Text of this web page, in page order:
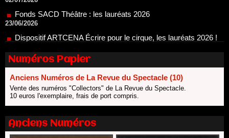
20/06/2026
18/06/2026
Les 10 lauréats du Fonds Grandes Formes Théâtre 2026
SACD
Nomination de Nathalie Garraud et Olivier Saccomano à la
direction du Théâtre de Gennevilliers - CDN
Dispositif SACD Auteurs d'espaces : les lauréats 2026
18/03/2026
Numéros Papier
Anciens Numéros de La Revue du Spectacle (10)
Vente des numéros "Collectors" de La Revue du Spectacle.
10 euros l'exemplaire, frais de port compris.
Anciens Numéros